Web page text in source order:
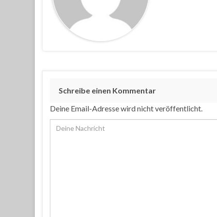
Schreibe einen Kommentar
Deine Email-Adresse wird nicht veröffentlicht.